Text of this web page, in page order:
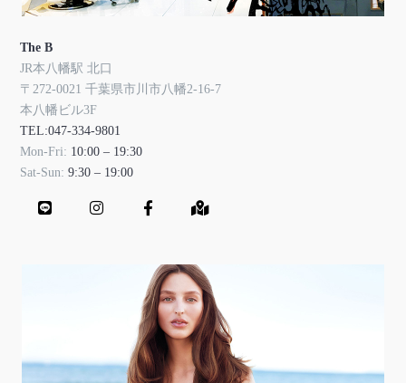
The B
JR本八幡駅 北口
〒272-0021 千葉県市川市八幡2-16-7
本八幡ビル3F
TEL:047-334-9801
Mon-Fri: 10:00 – 19:30
Sat-Sun:9:30 – 19:00